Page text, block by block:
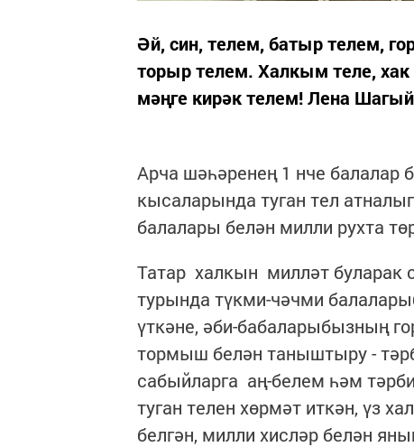
Әй, син, телем, батыр телем,
торыр телем. Халкым теле, хак
мәңге кирәк телем! Лена
Арча шәһәренең 1 нче балалар
кысаларында туган тел
балалары белән милли рухта
Татар халкын милләт буларак
турында түкми-чәчми
үткәне, әби-бабаларыбызның
тормыш белән таныштыру -
сабыйларга аң-белем һәм
туган телен хөрмәт иткән, үз
белгән, милли хисләр белән